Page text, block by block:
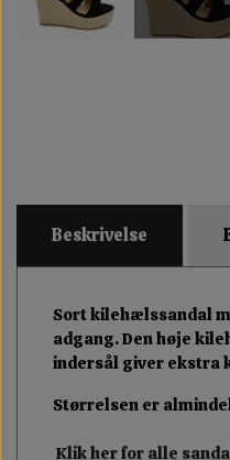
Beskrivelse
Sort kilehælssandal
adgang. Den høje
indersål giver ekstra
Størrelsen er
Klik her for alle